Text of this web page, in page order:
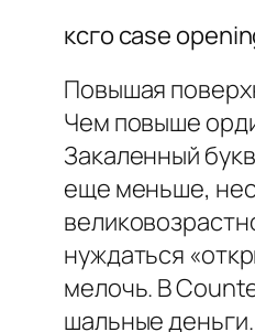
ксго case
Повышая
Чем повыше
Закаленный
еще меньше,
нуждаться
мелочь. В
шальные